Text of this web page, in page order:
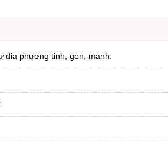
địa phương tinh, gọn, mạnh.